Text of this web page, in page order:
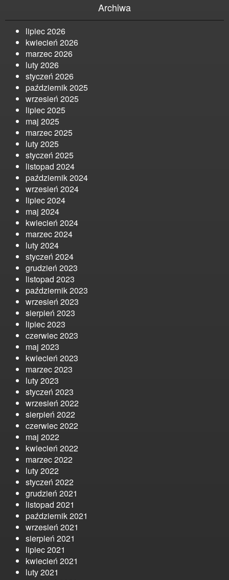
Archiwa
lipiec 2026
kwiecień 2026
marzec 2026
luty 2026
styczeń 2026
październik 2025
wrzesień 2025
lipiec 2025
maj 2025
marzec 2025
luty 2025
styczeń 2025
listopad 2024
październik 2024
wrzesień 2024
lipiec 2024
maj 2024
kwiecień 2024
marzec 2024
luty 2024
styczeń 2024
grudzień 2023
listopad 2023
październik 2023
wrzesień 2023
sierpień 2023
lipiec 2023
czerwiec 2023
maj 2023
kwiecień 2023
marzec 2023
luty 2023
styczeń 2023
wrzesień 2022
sierpień 2022
czerwiec 2022
maj 2022
kwiecień 2022
marzec 2022
luty 2022
styczeń 2022
grudzień 2021
listopad 2021
październik 2021
wrzesień 2021
sierpień 2021
lipiec 2021
kwiecień 2021
luty 2021